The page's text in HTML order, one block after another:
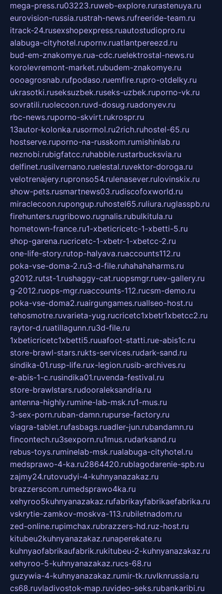
mega-press.ru03223.ruweb-explore.rurastenuya.ru
eurovision-russia.rustrah-news.rufreeride-team.ru
itrack-24.rusexshopexpress.ruautostudiopro.ru
alabuga-cityhotel.rupornv.ruatlantpereezd.ru
bud-em-znakomye.rua-cdc.ruelektrostal-news.ru
korolevremont-market.rubudem-znakomye.ru
oooagrosnab.rufpodaso.ruemfire.rupro-otdelky.ru
ukrasotki.ruseksuzbek.ruseks-uzbek.ruporno-vk.ru
sovratili.ruolecoon.ruvd-dosug.ruadonyev.ru
rbc-news.ruporno-skvirt.rukrospr.ru
13autor-kolonka.rusormol.ru2rich.ruhostel-65.ru
hostserve.ruporno-na-russkom.rumishinlab.ru
neznobi.rubigfatcc.ruhabble.rustarbucksvia.ru
delfinet.rusilvernano.ruelestal.ruvektor-doroga.ru
velotrenajery.rupronso54.rulenasever.rulovinskix.ru
show-pets.rusmartnews03.rudiscofoxworld.ru
miraclecoon.rupongup.ruhostel65.ruliura.ruglasspb.ru
firehunters.rugribowo.rugnalis.rubulkitula.ru
hometown-france.ru1-xbeticricetc-1-xbetti-5.ru
shop-garena.rucricetc-1-xbetr-1-xbetcc-2.ru
one-life-story.rutop-halyava.ruaccounts112.ru
poka-vse-doma-2.ru3-d-file.ruhahahaharms.ru
g2012.rutst-1.rushaggy-cat.ruopsmgr.ruev-gallery.ru
g-2012.ruops-mgr.ruaccounts-112.rucsm-demo.ru
poka-vse-doma2.ruairgungames.ruallseo-host.ru
tehosmotre.ruvarieta-yug.rucricetc1xbetr1xbetcc2.ru
raytor-d.ruatillagunn.ru3d-file.ru
1xbeticricetc1xbetti5.ruuafoot-statti.rue-abis1c.ru
store-brawl-stars.rukts-services.rudark-sand.ru
sindika-01.rusp-life.rux-legion.rusib-archives.ru
e-abis-1-c.rusindika01.ruvenda-festival.ru
store-brawlstars.rudooraleksandria.ru
antenna-highly.rumine-lab-msk.ru1-mus.ru
3-sex-porn.ruban-damn.rupurse-factory.ru
viagra-tablet.rufasbags.ruadler-jun.rubandamn.ru
fincontech.ru3sexporn.ru1mus.rudarksand.ru
rebus-toys.ruminelab-msk.rualabuga-cityhotel.ru
medsprawo-4-ka.ru2864420.rublagodarenie-spb.ru
zajmy24.rutovudyi-4-kuhnyanazakaz.ru
brazzerscom.rumedsprawo4ka.ru
xehyroo5kuhnyanazakaz.rufabrikayfabrikaefabrika.ru
vskrytie-zamkov-moskva-113.rubiletnadom.ru
zed-online.rupimchax.rubrazzers-hd.ruz-host.ru
kitubeu2kuhnyanazakaz.runaperekate.ru
kuhnyaofabrikaufabrik.rukitubeu-2-kuhnyanazakaz.ru
xehyroo-5-kuhnyanazakaz.rucs-68.ru
guzywia-4-kuhnyanazakaz.rumir-tk.ruvlknrussia.ru
cs68.ruvladivostok-map.ruvideo-seks.rubankaribi.ru